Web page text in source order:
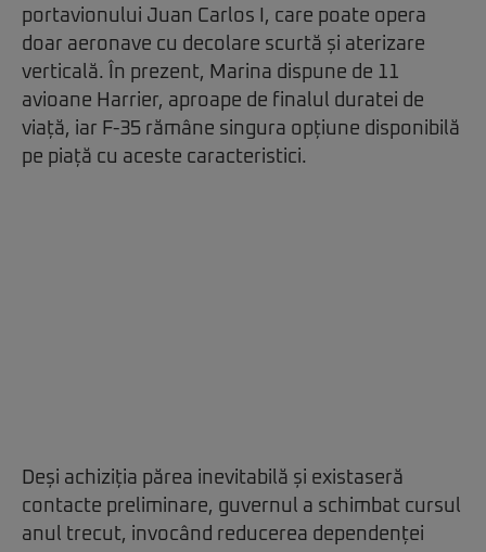
portavionului Juan Carlos I, care poate opera
doar aeronave cu decolare scurtă și aterizare
verticală. În prezent, Marina dispune de 11
avioane Harrier, aproape de finalul duratei de
viață, iar F-35 rămâne singura opțiune disponibilă
pe piață cu aceste caracteristici.
Deși achiziția părea inevitabilă și existaseră
contacte preliminare, guvernul a schimbat cursul
anul trecut, invocând reducerea dependenței